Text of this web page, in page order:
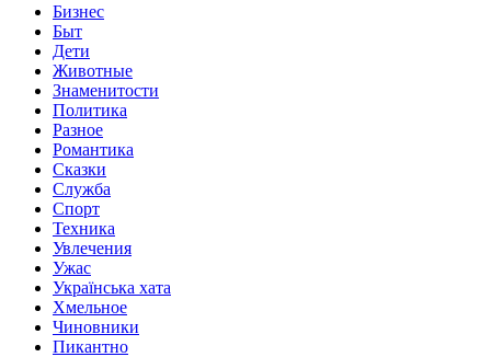
Бизнес
Быт
Дети
Животные
Знаменитости
Политика
Разное
Романтика
Сказки
Служба
Спорт
Техника
Увлечения
Ужас
Українська хата
Хмельное
Чиновники
Пикантно